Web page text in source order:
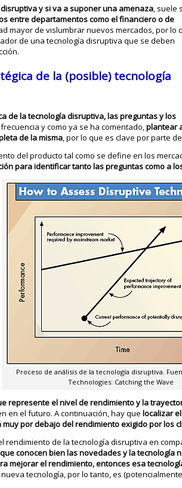
y si va a suponer una amenaza, suele
entre departamentos como el financiero o de
mayor de vislumbrar nuevos mercados, por lo
de una tecnología disruptiva que se deben
de la (posible) tecnología
de la tecnología disruptiva, las preguntas y los
y como ya se ha comentado,plantear
de la misma, por lo que es clave por parte
del producto tal como se define en los
para identificar tanto las preguntas como a
Proceso de análisis de la tecnología disruptiva.
Technologies: Catching the Wave
represente el nivel de rendimiento y la
en el futuro. A continuación, hay quelocalizar
por debajo del rendimiento exigido por los
rendimiento de la tecnología disruptiva en
conocen bien las novedades y la
mejorar el rendimiento, entonces esa
nueva tecnología, por lo tanto, es